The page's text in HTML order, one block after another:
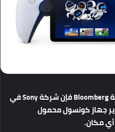
فإنشركة
في
جهازكونسولمحمول
أيمكان.